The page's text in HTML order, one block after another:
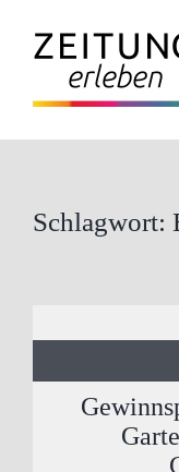
Inhalt
springen
Schlagwort: